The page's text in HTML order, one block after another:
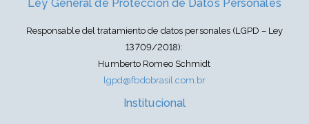
Ley General de Protección de Datos Personales
Responsable del tratamiento de datos personales (LGPD – Ley
13709/2018):
Humberto Romeo Schmidt
lgpd@fbdobrasil.com.br
Institucional